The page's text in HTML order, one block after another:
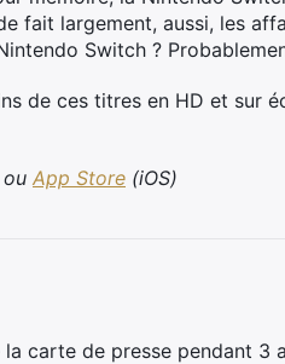
fait largement, aussi, les
Switch ?
de ces titres en HD et sur
App Store (iOS)
carte de presse pendant 3